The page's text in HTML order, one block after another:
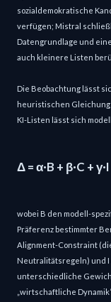
sozialdemokratische
verfügen; Mistral
Datengrundlage und
auch kleinere Listen
Die Beobachtung lässt
heuristischen Gleichung
KI-Listen lässt sich
Δ = α·B + β·C + γ·I
wobei B den modell-
Präferenz bestimmter
Alignment-Constraint
Neutralitätsregeln) und I
unterschiedliche
„wirtschaftliche